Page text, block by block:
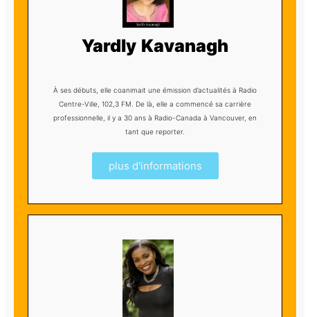
Yardly Kavanagh
À ses débuts, elle coanimait une émission d’actualités à Radio
Centre-Ville, 102,3 FM. De là, elle a commencé sa carrière
professionnelle, il y a 30 ans à Radio-Canada à Vancouver, en
tant que reporter.
plus d'informations